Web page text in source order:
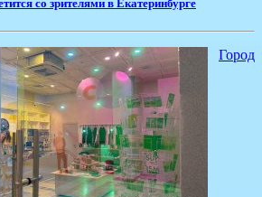
со зрителями в Екатеринбурге
Город